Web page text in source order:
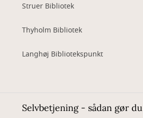
Struer Bibliotek
Thyholm Bibliotek
Langhøj Bibliotekspunkt
Selvbetjening - sådan gør du